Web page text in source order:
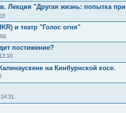
Лекция "Другая жизнь: попытка при
и театр "Голос огня"
постижение?
на Кинбурнской косе.